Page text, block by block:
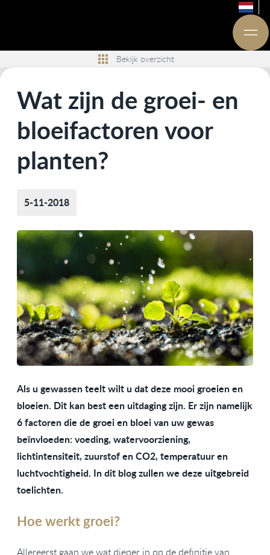
Bekijk overzicht
Wat zijn de groei- en
bloeifactoren voor
planten?
5-11-2018
Als u gewassen teelt wilt u dat deze mooi groeien en
bloeien. Dit kan best een uitdaging zijn. Er zijn namelijk
6 factoren die de groei en bloei van uw gewas
beïnvloeden: voeding, watervoorziening,
lichtintensiteit, zuurstof en CO2, temperatuur en
luchtvochtigheid. In dit blog zullen we deze uitgebreid
toelichten.
Hoe werkt groei?
Allereerst gaan we wat dieper in op de definitie van